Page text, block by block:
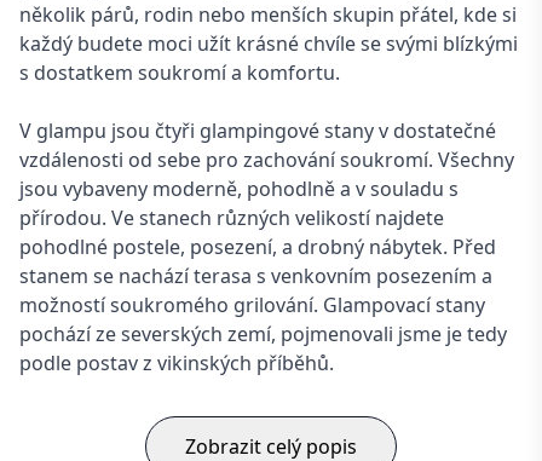
několik párů, rodin nebo menších skupin přátel, kde si
každý budete moci užít krásné chvíle se svými blízkými
s dostatkem soukromí a komfortu.
V glampu jsou čtyři glampingové stany v dostatečné
vzdálenosti od sebe pro zachování soukromí. Všechny
jsou vybaveny moderně, pohodlně a v souladu s
přírodou. Ve stanech různých velikostí najdete
pohodlné postele, posezení, a drobný nábytek. Před
stanem se nachází terasa s venkovním posezením a
možností soukromého grilování. Glampovací stany
pochází ze severských zemí, pojmenovali jsme je tedy
podle postav z vikinských příběhů.
Zobrazit celý popis